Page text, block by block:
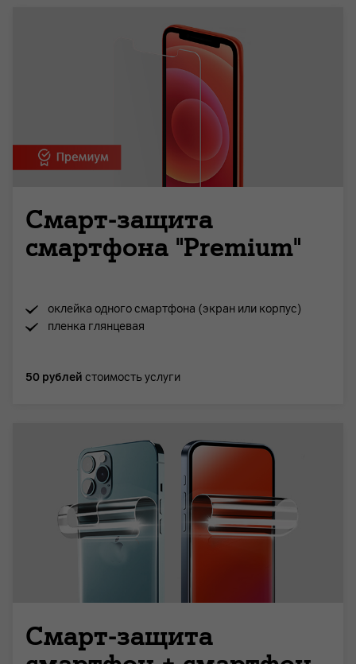
Смарт-защита
смартфона "Premium"
оклейка одного смартфона (экран или корпус)
пленка глянцевая
50 рублей стоимость услуги
Смарт-защита